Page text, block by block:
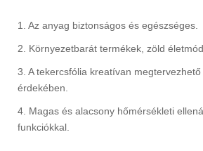
1. Az anyag biztonságos és egészséges.
2. Környezetbarát termékek, zöld
3. A tekercsfólia kreatívan
érdekében.
4. Magas és alacsony hőmérsékleti
funkciókkal.